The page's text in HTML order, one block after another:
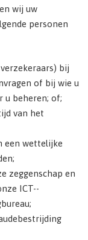
wij uw
personen
bij
of bij wie u
u beheren; of;
van het
een wettelijke
zeggenschap en
ICT-­